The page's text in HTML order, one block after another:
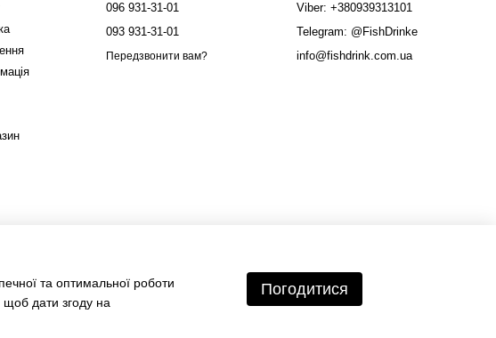
096 931-31-01
093 931-31-01
Передзвонити вам?
Viber: +380939313101
Telegram: @FishDrinke
info@fishdrink.com.ua
та оптимальної роботи
щоб дати згоду на
Погодитися